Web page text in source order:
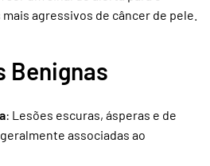
agressivos de câncer de pele.
Benignas
: Lesões escuras, ásperas e de
associadas ao